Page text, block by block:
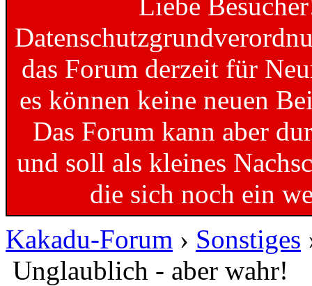
das Forum derzeit für
es können keine neuen
Das Forum kann aber
und soll als kleines
die sich noch ein
Kakadu-Forum › Sonstiges
Unglaublich - aber wahr!